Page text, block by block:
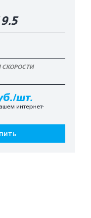
СКОРОСТИ
шт.
интернет-